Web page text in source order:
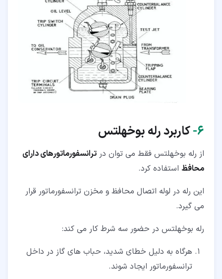
۶‏- کاربرد رله بوخهلتس
از رله بوخهلتس فقط می توان در ترانسفورماتورهای دارای
محافظ استفاده کرد.
این رله در لوله اتصال محافظ و مخزن ترانسفورماتور قرار
می گیرد.
رله بوخهلتس در حضور سه شرط کار می کند:
هرگاه به دلیل خطای شدید، حباب های گاز در داخل
ترانسفورماتور ایجاد شوند.